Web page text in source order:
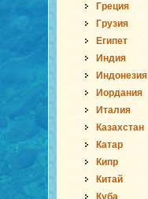
Греция
Грузия
Египет
Индия
Индонезия
Иордания
Италия
Казахстан
Катар
Кипр
Китай
Куба